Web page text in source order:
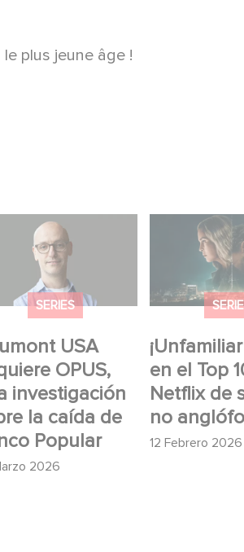
plus jeune âge !
SERIES
USA
OPUS,
investigación
la caída de
Popular
2026
USA
OPUS, una
sobre la
de Banco
¡Unfamiliar
en el Top
Netflix de
no
12 Febrero 2026
¡Unfamiliar
el Top 10 de
series no